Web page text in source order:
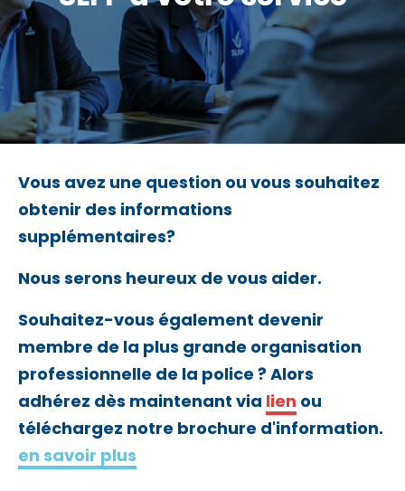
Vous avez une question ou vous souhaitez
obtenir des informations
supplémentaires?
Nous serons heureux de vous aider.
Souhaitez-vous également devenir
membre de la plus grande organisation
professionnelle de la police ? Alors
adhérez dès maintenant via lien ou
téléchargez notre brochure d'information.
en savoir plus